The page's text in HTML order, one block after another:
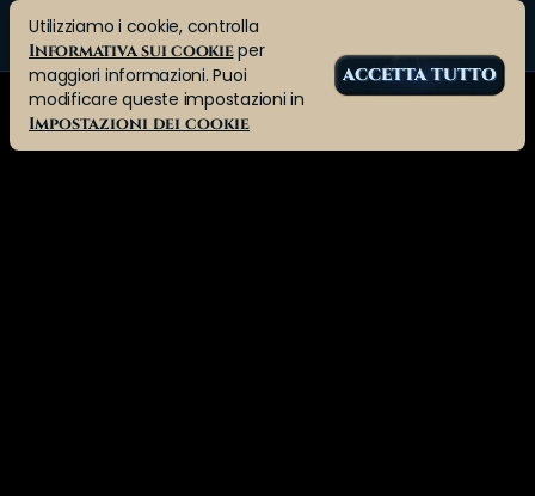
Utilizziamo i cookie, controlla
Informativa sui cookieper
maggiori informazioni. Puoi
modificare queste impostazioni in
Impostazioni dei cookie
ACCETTA TUTTO